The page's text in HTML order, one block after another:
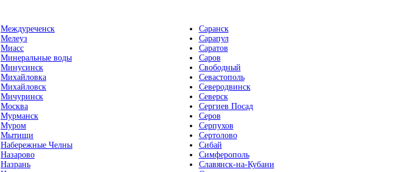
Междуреченск
Мелеуз
Миасс
Минеральные воды
Минусинск
Михайловка
Михайловск
Мичуринск
Москва
Мурманск
Муром
Мытищи
Набережные Челны
Назарово
Назрань
Саранск
Сарапул
Саратов
Саров
Свободный
Севастополь
Северодвинск
Северск
Сергиев Посад
Серов
Серпухов
Сертолово
Сибай
Симферополь
Славянск-на-Кубани